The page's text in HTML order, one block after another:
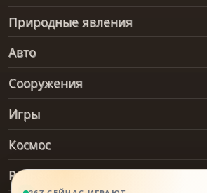
Природные явления
Авто
Сооружения
Игры
Космос
Рельеф и геология